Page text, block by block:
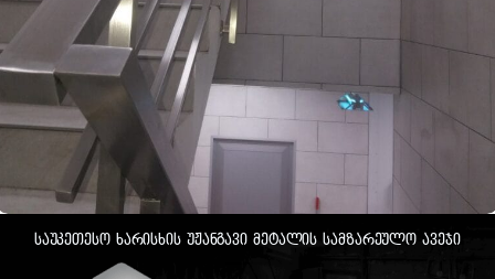
მაკდონალდსის ახალი ფილიალი
საუკეთესო ხარისხის უჟანგავი მეტალის სამზარეულო ავეჯი